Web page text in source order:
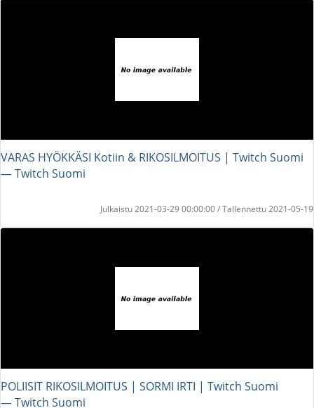
VARAS HYÖKKÄSI Kotiin & RIKOSILMOITUS | Twitch Suomi
― Twitch Suomi
Julkaistu 2021-03-29 00:00:00 / Tallennettu 2021-05-19
POLIISIT RIKOSILMOITUS | SORMI IRTI | Twitch Suomi
― Twitch Suomi